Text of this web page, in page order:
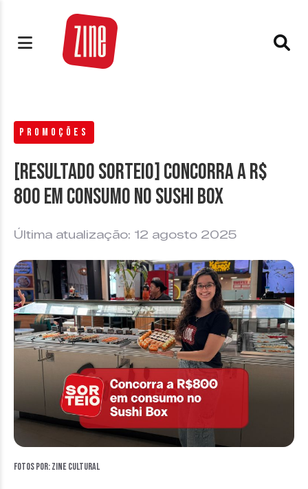
PROMOÇÕES
[RESULTADO SORTEIO] Concorra a R$
800 em consumo no Sushi Box
Última atualização: 12 agosto 2025
Fotos por: Zine Cultural